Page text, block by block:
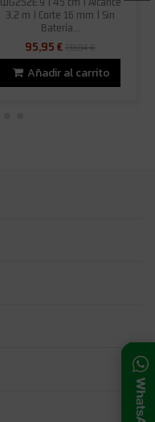
3,2 m | Corte 16 mm | Sin
Batería...
95,95 €133,04 €
Añadir al carrito